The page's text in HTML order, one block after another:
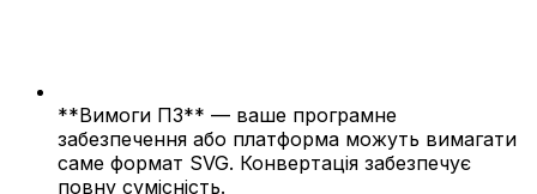
**Вимоги ПЗ** — ваше програмне
забезпечення або платформа можуть вимагати
саме формат SVG. Конвертація забезпечує
повну сумісність.